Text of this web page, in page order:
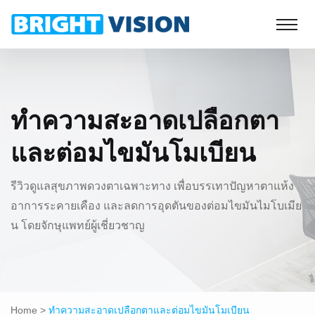
ทำความสะอาดเปลือกตา
และต่อมไขมันโมเบียน
รีวิวดูแลสุขภาพดวงตาเฉพาะทาง เพื่อบรรเทาปัญหาตาแห้ง
อาการระคายเคือง และลดการอุดตันของต่อมไขมันไมโบเมีย
น โดยจักษุแพทย์ผู้เชี่ยวชาญ
Home > ทำความสะอาดเปลือกตาและต่อมไขมันโมเบียน